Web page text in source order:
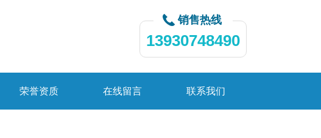
销售热线
13930748490
荣誉资质 在线留言 联系我们